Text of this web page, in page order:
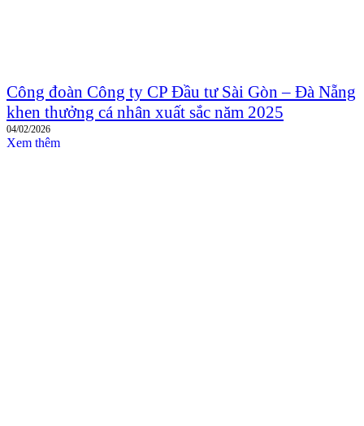
Công đoàn Công ty CP Đầu tư Sài Gòn – Đà Nẵng
khen thưởng cá nhân xuất sắc năm 2025
04/02/2026
Xem thêm